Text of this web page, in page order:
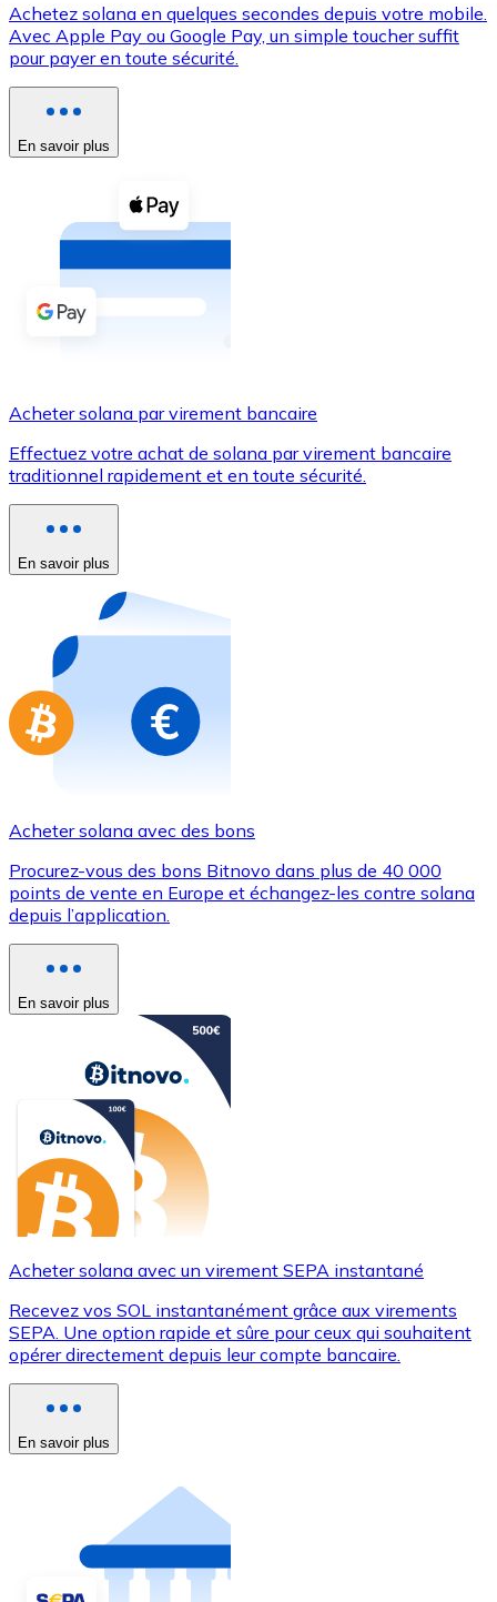
XRP
XRP
Voir toutes
Coupons crypto
Achetez des cryptomonnaies en espèces et d'autres
Acheter avec espèces
Virement SEPA
Utilisez les cartes Visa et Mastercard pour acheter
Acheter avec carte
Nouveau
Achetez des cartes-cadeaux de vos marques
Aller à la boutique de cartes-cadeaux
Achetez solana en quelques secondes depuis votre mobile.
Avec Apple Pay ou Google Pay, un simple toucher suffit
pour payer en toute sécurité.
En savoir plus
Acheter solana par virement bancaire
Effectuez votre achat de solana par virement bancaire
traditionnel rapidement et en toute sécurité.
En savoir plus
Acheter solana avec des bons
Procurez-vous des bons Bitnovo dans plus de 40 000
points de vente en Europe et échangez-les contre solana
depuis l’application.
En savoir plus
Acheter solana avec un virement SEPA instantané
Recevez vos SOL instantanément grâce aux virements
SEPA. Une option rapide et sûre pour ceux qui souhaitent
opérer directement depuis leur compte bancaire.
En savoir plus